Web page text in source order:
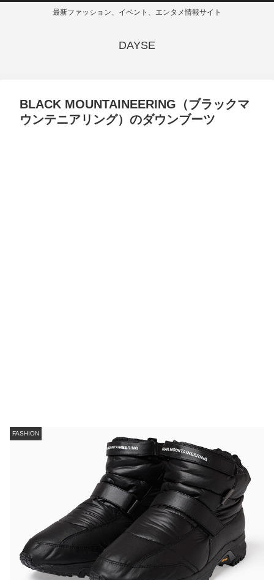
最新ファッション、イベント、エンタメ情報サイト
DAYSE
BLACK MOUNTAINEERING（ブラックマ
ウンテニアリング）のダウンブーツ
FASHION